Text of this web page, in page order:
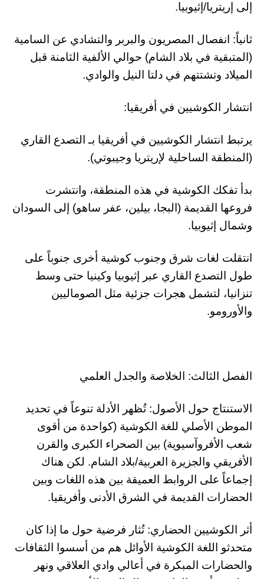
إلى إريتريا/إثيوبيا.
ثانياً: انفصال المصريون والبربر والتشادي عن السامية
(المتبقية في بلاد الشام) حوالي الألفية الثامنة قبل
الميلاد وتشتتهم في دلتا النيل والوادي.
انتشار الكوشيين في أفريقيا:
يرتبط انتشار الكوشيين في أفريقيا بـ التصدع القاري
(المنطقة الساحلية لإريتريا وجيبوتي).
بدأ تفكك الكوشية في هذه المنطقة، وانتشرت
فروعها القديمة (البجا، بيلين، عفر ساهو) إلى السودان
وشمال إثيوبيا.
انتقلت لغات شرق وجنوب كوشية أخرى جنوباً على
طول التصدع القاري عبر إثيوبيا وكينيا حتى وسط
تنزانيا، لتشمل هجرات جزئية مثل الصوماليين
والأورومو.
الفصل الثالث: الخلاصة والجدل العلمي
الاستنتاج حول الأصول: تُظهر الأدلة تنوعاً في تحديد
الموطن الأصلي للغة الكوشية (كواحدة من أقوى
شعب الأفروآسيوية) بين الصحراء الكبرى والقرن
الأفريقي والجزيرة العربية/بلاد الشام. لكن هناك
إجماعاً على الروابط العميقة بين هذه اللغات وبين
الحضارات القديمة في الشرق الأدنى وأفريقيا.
أثر الكوشيين الحضاري: تُثار فرضية حول ما إذا كان
متحدثو اللغة الكوشية الأوائل هم من أسسوا الثقافات
والحضارات المبكرة في أعالي وادي العلاقي ونهر